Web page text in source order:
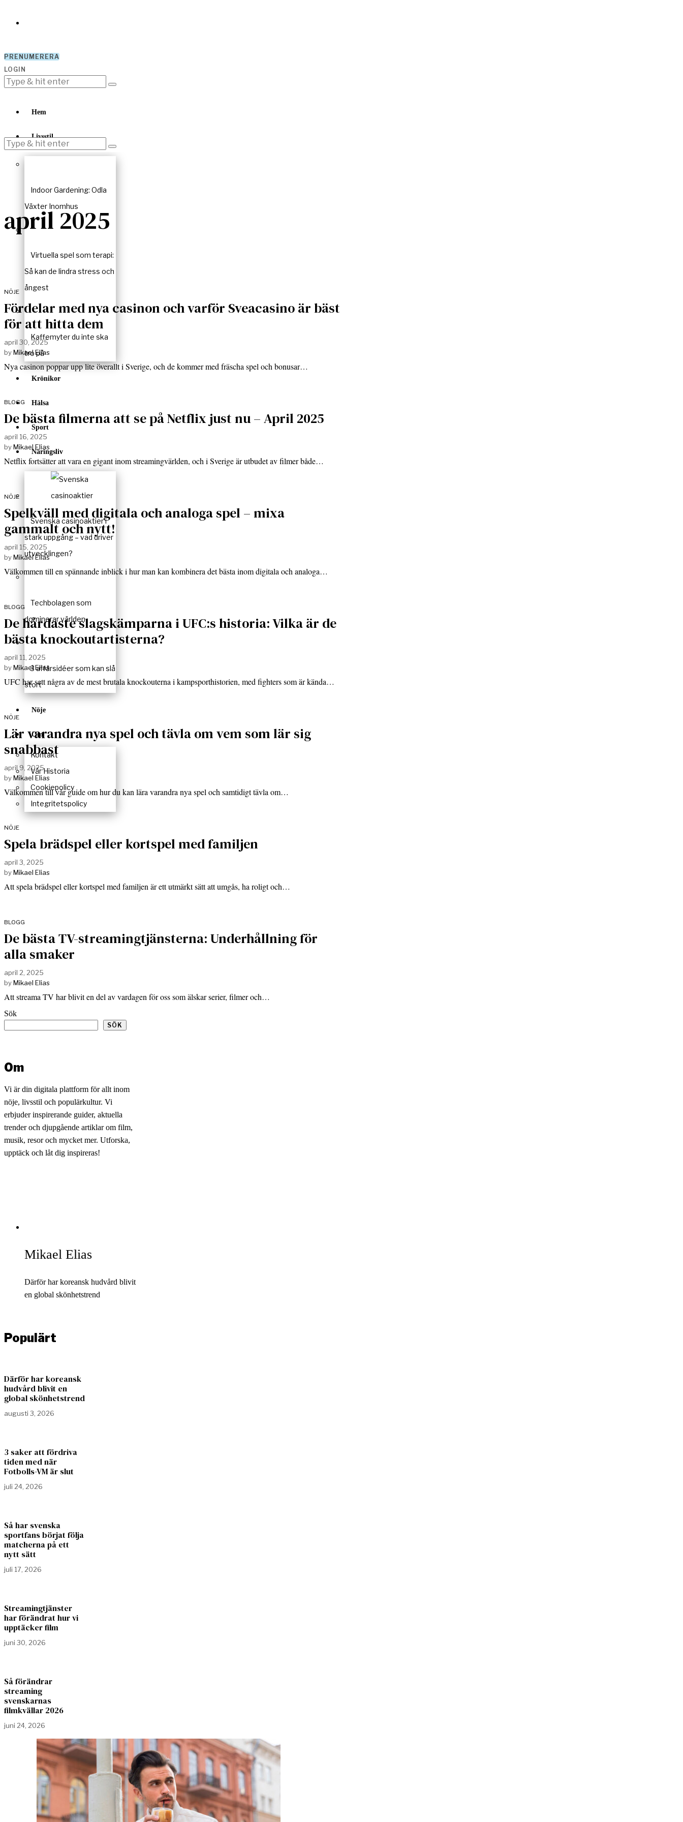
PRENUMERERA
LOGIN
Hem
Livsstil
Indoor Gardening: Odla
Växter Inomhus
Virtuella spel som terapi:
Så kan de lindra stress och
ångest
Kaffemyter du inte ska
tro på
Krönikor
Hälsa
Sport
Näringsliv
Svenska casinoaktier i
stark uppgång – vad driver
utvecklingen?
Techbolagen som
dominerar världen
3 affärsidéer som kan slå
stort
Nöje
Om
Kontakt
Vår Historia
Cookiepolicy
Integritetspolicy
april 2025
NÖJE
Fördelar med nya casinon och varför Sveacasino är bäst
för att hitta dem
april 30, 2025
byMikael Elias
Nya casinon poppar upp lite överallt i Sverige, och de kommer med fräscha spel och bonusar…
BLOGG
De bästa filmerna att se på Netflix just nu – April 2025
april 16, 2025
byMikael Elias
Netflix fortsätter att vara en gigant inom streamingvärlden, och i Sverige är utbudet av filmer både…
NÖJE
Spelkväll med digitala och analoga spel – mixa
gammalt och nytt!
april 15, 2025
byMikael Elias
Välkommen till en spännande inblick i hur man kan kombinera det bästa inom digitala och analoga…
BLOGG
De hårdaste slagskämparna i UFC:s historia: Vilka är de
bästa knockoutartisterna?
april 11, 2025
byMikael Elias
UFC har sett några av de mest brutala knockouterna i kampsporthistorien, med fighters som är kända…
NÖJE
Lär varandra nya spel och tävla om vem som lär sig
snabbast
april 9, 2025
byMikael Elias
Välkommen till vår guide om hur du kan lära varandra nya spel och samtidigt tävla om…
NÖJE
Spela brädspel eller kortspel med familjen
april 3, 2025
byMikael Elias
Att spela brädspel eller kortspel med familjen är ett utmärkt sätt att umgås, ha roligt och…
BLOGG
De bästa TV-streamingtjänsterna: Underhållning för
alla smaker
april 2, 2025
byMikael Elias
Att streama TV har blivit en del av vardagen för oss som älskar serier, filmer och…
Sök
SÖK
Om
Vi är din digitala plattform för allt inom
nöje, livsstil och populärkultur. Vi
erbjuder inspirerande guider, aktuella
trender och djupgående artiklar om film,
musik, resor och mycket mer. Utforska,
upptäck och låt dig inspireras!
Mikael Elias
Därför har koreansk hudvård blivit
en global skönhetstrend
Populärt
Därför har koreansk
hudvård blivit en
global skönhetstrend
augusti 3, 2026
3 saker att fördriva
tiden med när
Fotbolls-VM är slut
juli 24, 2026
Så har svenska
sportfans börjat följa
matcherna på ett
nytt sätt
juli 17, 2026
Streamingtjänster
har förändrat hur vi
upptäcker film
juni 30, 2026
Så förändrar
streaming
svenskarnas
filmkvällar 2026
juni 24, 2026